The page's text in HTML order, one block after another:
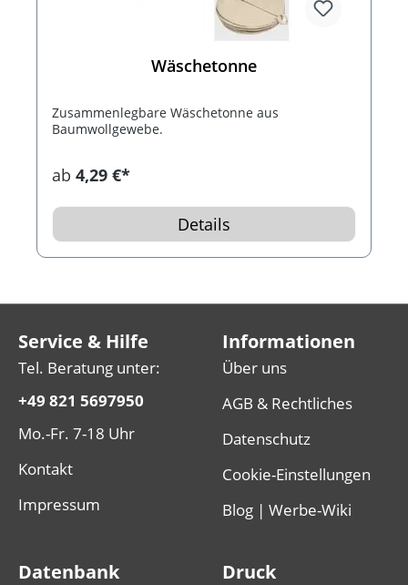
Wäschetonne
Zusammenlegbare Wäschetonne aus
Baumwollgewebe.
ab 4,29 €*
Details
Service & Hilfe
Tel. Beratung unter:
+49 821 5697950
Mo.-Fr. 7-18 Uhr
Kontakt
Impressum
Informationen
Über uns
AGB & Rechtliches
Datenschutz
Cookie-Einstellungen
Blog | Werbe-Wiki
Datenbank Druck